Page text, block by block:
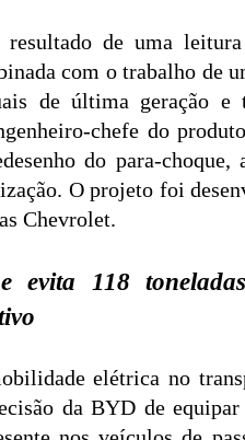
de uma
com o trabalho de
de última geração e
chefe do
do para-
O projeto foi
Chevrolet.
evita 118
elétrica no
da BYD de